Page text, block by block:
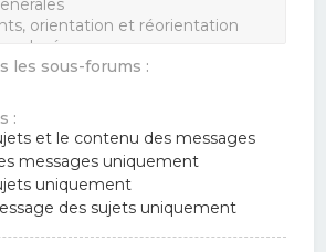
les sous-forums :
:
et le contenu des messages
messages uniquement
uniquement
des sujets uniquement